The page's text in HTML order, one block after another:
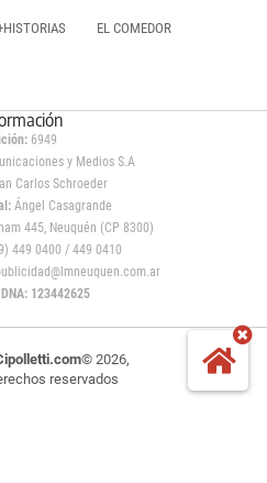
EL COMEDOR
6949
y Medios S.A
Carlos Schroeder
Ángel Casagrande
445, Neuquén (CP 8300)
449 0400 / 449 0410
123442625
© 2026,
reservados